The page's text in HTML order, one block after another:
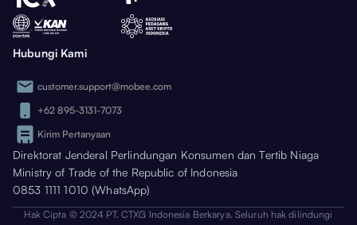
Hubungi Kami
customer.support@mobee.com
+62 895-3131-7073
Kirim Pertanyaan
Direktorat Jenderal Perlindungan Konsumen dan Tertib Niaga
Ministry of Trade of the Republic of Indonesia
0853 1111 1010 (WhatsApp)
Hak Cipta © 2024 PT. CTXG Indonesia Berkarya. Seluruh hak dilindungi